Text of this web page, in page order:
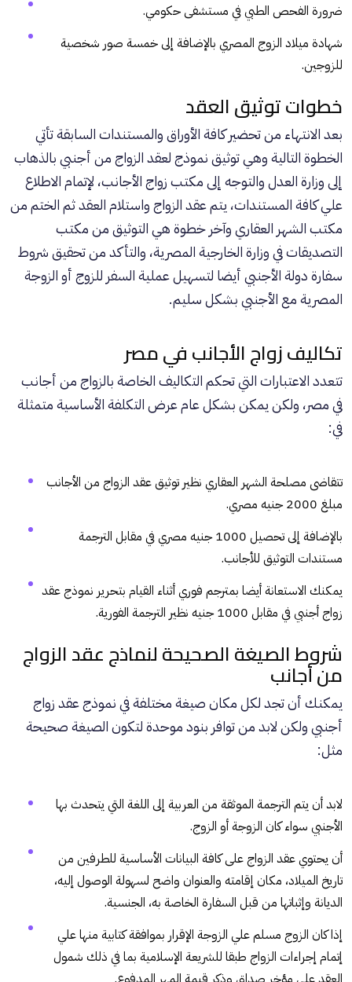
ضرورة الفحص الطبي في مستشفى حكومي.
شهادة ميلاد الزوج المصري بالإضافة إلى خمسة صور شخصية
للزوجين.
خطوات توثيق العقد
بعد الانتهاء من تحضير كافة الأوراق والمستندات السابقة تأتي
الخطوة التالية وهي توثيق نموذج لعقد الزواج من أجنبي بالذهاب
إلى وزارة العدل والتوجه إلى مكتب زواج الأجانب، لإتمام الاطلاع
علي كافة المستندات، يتم عقد الزواج واستلام العقد ثم الختم من
مكتب الشهر العقاري وآخر خطوة هي التوثيق من مكتب
التصديقات في وزارة الخارجية المصرية، والتأكد من تحقيق شروط
سفارة دولة الأجنبي أيضا لتسهيل عملية السفر للزوج أو الزوجة
المصرية مع الأجنبي بشكل سليم.
تكاليف زواج الأجانب في مصر
تتعدد الاعتبارات التي تحكم التكاليف الخاصة بالزواج من أجانب
في مصر، ولكن يمكن بشكل عام عرض التكلفة الأساسية متمثلة
في:
تتقاضى مصلحة الشهر العقاري نظير توثيق عقد الزواج من الأجانب
مبلغ 2000 جنيه مصري.
بالإضافة إلى تحصيل 1000 جنيه مصري في مقابل الترجمة
مستندات التوثيق للأجانب.
يمكنك الاستعانة أيضا بمترجم فوري أثناء القيام بتحرير نموذج عقد
زواج أجنبي في مقابل 1000 جنيه نظير الترجمة الفورية.
شروط الصيغة الصحيحة لنماذج عقد الزواج
من أجانب
يمكنك أن تجد لكل مكان صيغة مختلفة في نموذج عقد زواج
أجنبي ولكن لابد من توافر بنود موحدة لتكون الصيغة صحيحة
مثل:
لابد أن يتم الترجمة الموثقة من العربية إلى اللغة التي يتحدث بها
الأجنبي سواء كان الزوجة أو الزوج.
أن يحتوي عقد الزواج على كافة البيانات الأساسية للطرفين من
تاريخ الميلاد، مكان إقامته والعنوان واضح لسهولة الوصول إليه،
الديانة وإثباتها من قبل السفارة الخاصة به، الجنسية.
إذا كان الزوج مسلم علي الزوجة الإقرار بموافقة كتابية منها علي
إتمام إجراءات الزواج طبقا للشريعة الإسلامية بما في ذلك شمول